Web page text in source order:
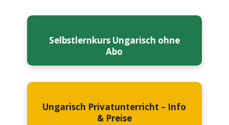
Selbstlernkurs Ungarisch ohne
Abo
Ungarisch Privatunterricht – Info
& Preise